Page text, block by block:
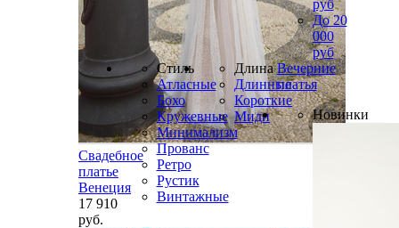
Свадебное
платье
Венеция
17 910
руб.
руб
До 20
000
руб
Стиль
Атласные
Бохо
Кружевные
Минимализм
Прованс
Ретро
Рустик
Винтажные
Длина
Длинные
Короткие
Миди
Вечерние
платья
Новинки